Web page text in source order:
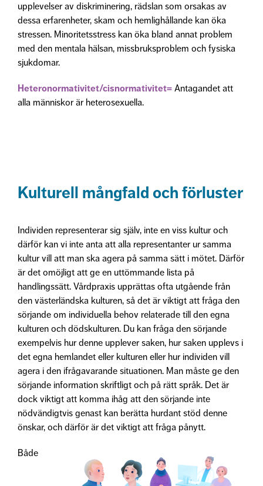
upplevelser av diskriminering, rädslan som orsakas av
dessa erfarenheter, skam och hemlighållande kan öka
stressen. Minoritetsstress kan öka bland annat problem
med den mentala hälsan, missbruksproblem och fysiska
sjukdomar.
Heteronormativitet/cisnormativitet= Antagandet att
alla människor är heterosexuella.
Kulturell mångfald och förluster
Individen representerar sig själv, inte en viss kultur och
därför kan vi inte anta att alla representanter ur samma
kultur vill att man ska agera på samma sätt i mötet. Därför
är det omöjligt att ge en uttömmande lista på
handlingssätt. Vårdpraxis upprättas ofta utgående från
den västerländska kulturen, så det är viktigt att fråga den
sörjande om individuella behov relaterade till den egna
kulturen och dödskulturen. Du kan fråga den sörjande
exempelvis hur denne upplever saken, hur saken upplevs i
det egna hemlandet eller kulturen eller hur individen vill
agera i den ifrågavarande situationen. Man måste ge den
sörjande information skriftligt och på rätt språk. Det är
dock viktigt att komma ihåg att den sörjande inte
nödvändigtvis genast kan berätta hurdant stöd denne
önskar, och därför är det viktigt att fråga pånytt.
Både